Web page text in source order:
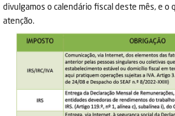
divulgamos o calendário fiscal deste mês, e o
atenção.